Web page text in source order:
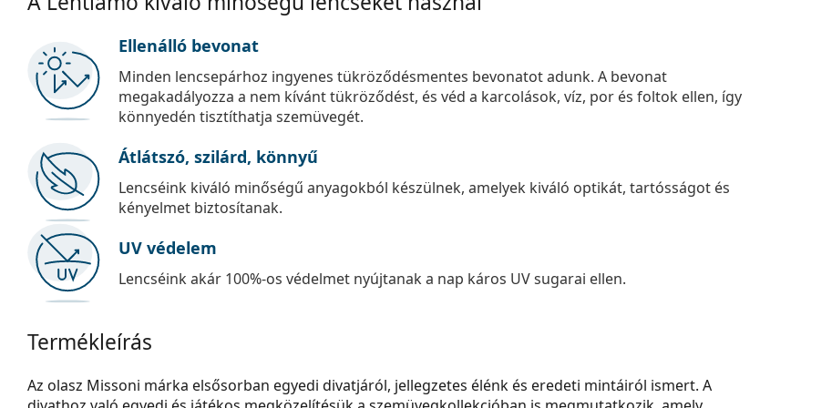
Ellenálló bevonat
Minden lencsepárhoz ingyenes tükröződésmentes bevonatot adunk. A bevonat
megakadályozza a nem kívánt tükröződést, és véd a karcolások, víz, por és foltok ellen, így
könnyedén tisztíthatja szemüvegét.
Átlátszó, szilárd, könnyű
Lencséink kiváló minőségű anyagokból készülnek, amelyek kiváló optikát, tartósságot és
kényelmet biztosítanak.
UV védelem
Lencséink akár 100%-os védelmet nyújtanak a nap káros UV sugarai ellen.
Termékleírás
Az olasz Missoni márka elsősorban egyedi divatjáról, jellegzetes élénk és eredeti mintáiról ismert. A